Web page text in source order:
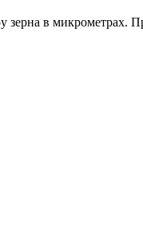
в микрометрах.